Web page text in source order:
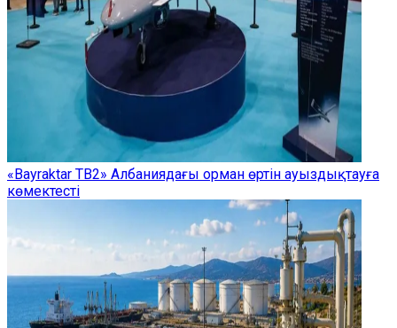
«Bayraktar TB2» Албаниядағы орман өртін ауыздықтауға
көмектесті